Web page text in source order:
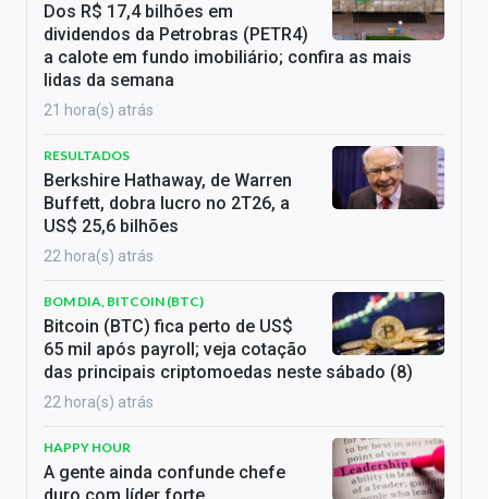
Dos R$ 17,4 bilhões em
dividendos da Petrobras (PETR4)
a calote em fundo imobiliário; confira as mais
lidas da semana
21 hora(s) atrás
RESULTADOS
Berkshire Hathaway, de Warren
Buffett, dobra lucro no 2T26, a
US$ 25,6 bilhões
22 hora(s) atrás
BOM DIA, BITCOIN (BTC)
Bitcoin (BTC) fica perto de US$
65 mil após payroll; veja cotação
das principais criptomoedas neste sábado (8)
22 hora(s) atrás
HAPPY HOUR
A gente ainda confunde chefe